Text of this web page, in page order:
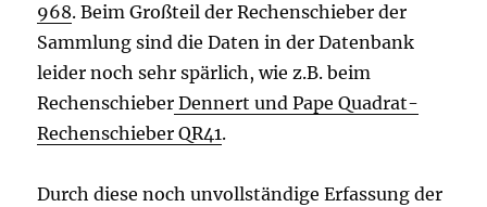
968. Beim Großteil der Rechenschieber der
Sammlung sind die Daten in der Datenbank
leider noch sehr spärlich, wie z.B. beim
Rechenschieber Dennert und Pape Quadrat-
Rechenschieber QR41.
Durch diese noch unvollständige Erfassung der